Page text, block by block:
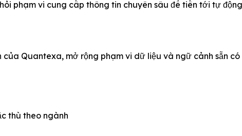
phạm vi cung cấp thông tin chuyên sâu để tiến tới tự
Quantexa, mở rộng phạm vi dữ liệu và ngữ cảnh sẵn
thù theo ngành